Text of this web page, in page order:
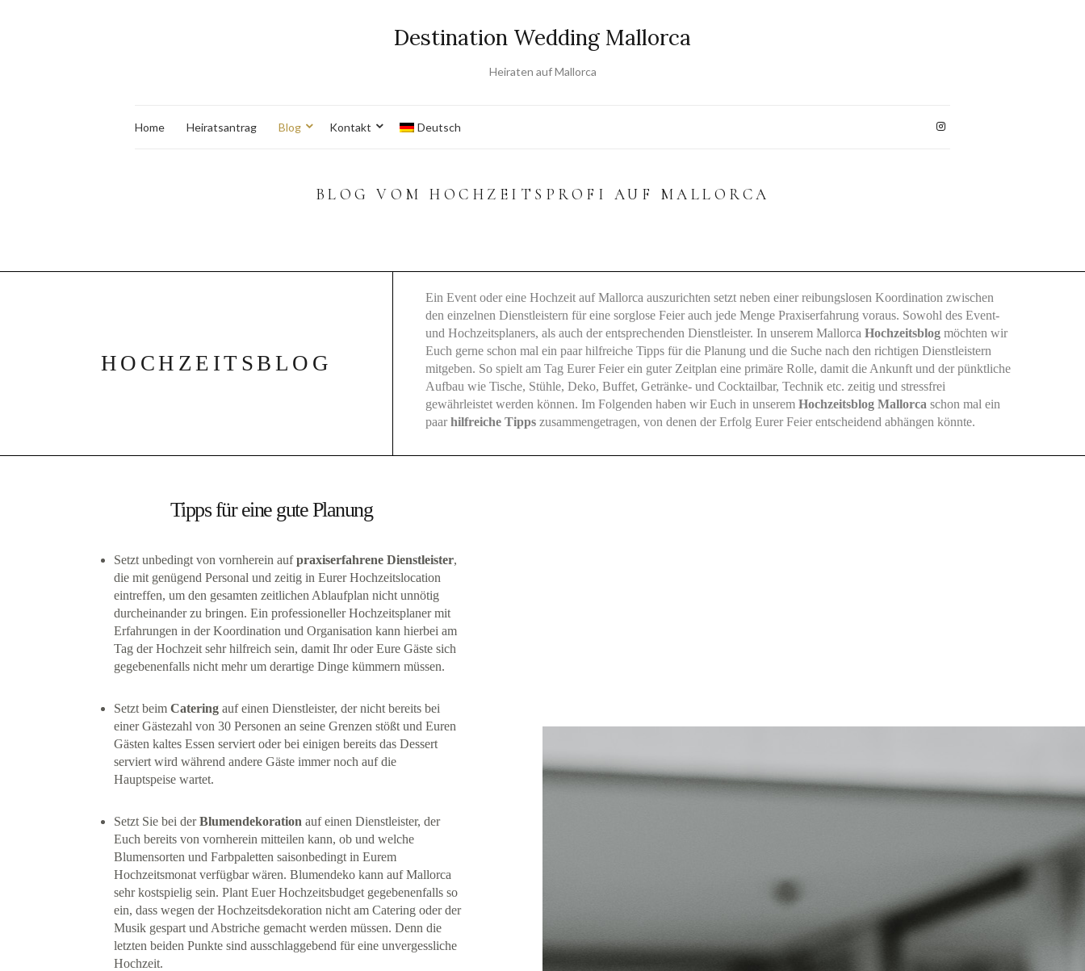
Destination Wedding Mallorca
Heiraten auf Mallorca
Home Heiratsantrag Blog Kontakt Deutsch
BLOG VOM HOCHZEITSPROFI AUF MALLORCA
HOCHZEITSBLOG
Ein Event oder eine Hochzeit auf Mallorca auszurichten setzt neben einer reibungslosen Koordination zwischen
den einzelnen Dienstleistern für eine sorglose Feier auch jede Menge Praxiserfahrung voraus. Sowohl des Event-
und Hochzeitsplaners, als auch der entsprechenden Dienstleister. In unserem Mallorca Hochzeitsblogmöchten wir
Euch gerne schon mal ein paar hilfreiche Tipps für die Planung und die Suche nach den richtigen Dienstleistern
mitgeben. So spielt am Tag Eurer Feier ein guter Zeitplan eine primäre Rolle, damit die Ankunft und der pünktliche
Aufbau wie Tische, Stühle, Deko, Buffet, Getränke- und Cocktailbar, Technik etc. zeitig und stressfrei
gewährleistet werden können. Im Folgenden haben wir Euch in unserem Hochzeitsblog Mallorca schon mal ein
paarhilfreiche Tippszusammengetragen, von denen der Erfolg Eurer Feier entscheidend abhängen könnte.
Tipps für eine gute Planung
Setzt unbedingt von vornherein aufpraxiserfahrene Dienstleister,
die mit genügend Personal und zeitig in Eurer Hochzeitslocation
eintreffen, um den gesamten zeitlichen Ablaufplan nicht unnötig
durcheinander zu bringen. Ein professioneller Hochzeitsplaner mit
Erfahrungen in der Koordination und Organisation kann hierbei am
Tag der Hochzeit sehr hilfreich sein, damit Ihr oder Eure Gäste sich
gegebenenfalls nicht mehr um derartige Dinge kümmern müssen.
Setzt beim Cateringauf einen Dienstleister, der nicht bereits bei
einer Gästezahl von 30 Personen an seine Grenzen stößt und Euren
Gästen kaltes Essen serviert oder bei einigen bereits das Dessert
serviert wird während andere Gäste immer noch auf die
Hauptspeise wartet.
Setzt Sie bei derBlumendekoration auf einen Dienstleister, der
Euch bereits von vornherein mitteilen kann, ob und welche
Blumensorten und Farbpaletten saisonbedingt in Eurem
Hochzeitsmonat verfügbar wären. Blumendeko kann auf Mallorca
sehr kostspielig sein. Plant Euer Hochzeitsbudget gegebenenfalls so
ein, dass wegen der Hochzeitsdekoration nicht am Catering oder der
Musik gespart und Abstriche gemacht werden müssen. Denn die
letzten beiden Punkte sind ausschlaggebend für eine unvergessliche
Hochzeit.